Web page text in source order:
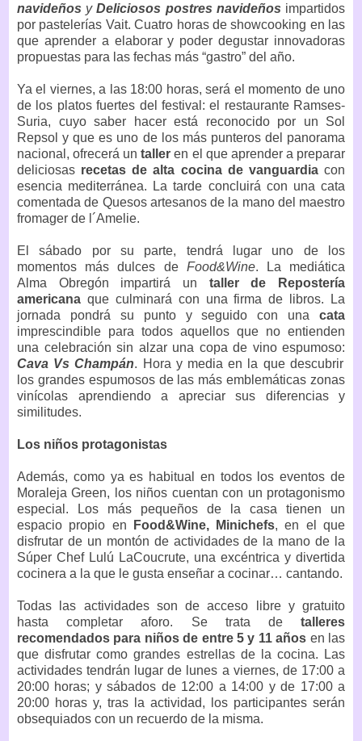
navideños yDeliciosos postres navideños impartidos
por pastelerías Vait. Cuatro horas de showcooking en las
que aprender a elaborar y poder degustar innovadoras
propuestas para las fechas más “gastro” del año.
Ya el viernes, a las 18:00 horas, será el momento de uno
de los platos fuertes del festival: el restaurante Ramses-
Suria, cuyo saber hacer está reconocido por un Sol
Repsol y que es uno de los más punteros del panorama
nacional, ofrecerá untalleren el que aprender a preparar
deliciosas recetas de alta cocina de vanguardiacon
esencia mediterránea. La tarde concluirá con una cata
comentada de Quesos artesanos de la mano del maestro
fromager de l´Amelie.
El sábado por su parte, tendrá lugar uno de los
momentos más dulces de Food&Wine. La mediática
Alma Obregón impartirá un taller de Repostería
americana que culminará con una firma de libros. La
jornada pondrá su punto y seguido con una cata
imprescindible para todos aquellos que no entienden
una celebración sin alzar una copa de vino espumoso:
Cava Vs Champán. Hora y media en la que descubrir
los grandes espumosos de las más emblemáticas zonas
vinícolas aprendiendo a apreciar sus diferencias y
similitudes.
Los niños protagonistas
Además, como ya es habitual en todos los eventos de
Moraleja Green, los niños cuentan con un protagonismo
especial. Los más pequeños de la casa tienen un
espacio propio en
Food&Wine, Minichefs, en el que
disfrutar de un montón de actividades de la mano de la
Súper Chef Lulú LaCoucrute, una excéntrica y divertida
cocinera a la que le gusta enseñar a cocinar… cantando.
Todas las actividades son de acceso libre y gratuito
hasta completar aforo. Se trata de talleres
recomendados para niños de entre 5 y 11 años en las
que disfrutar como grandes estrellas de la cocina. Las
actividades tendrán lugar de lunes a viernes, de 17:00 a
20:00 horas; y sábados de 12:00 a 14:00 y de 17:00 a
20:00 horas y, tras la actividad, los participantes serán
obsequiados con un recuerdo de la misma.